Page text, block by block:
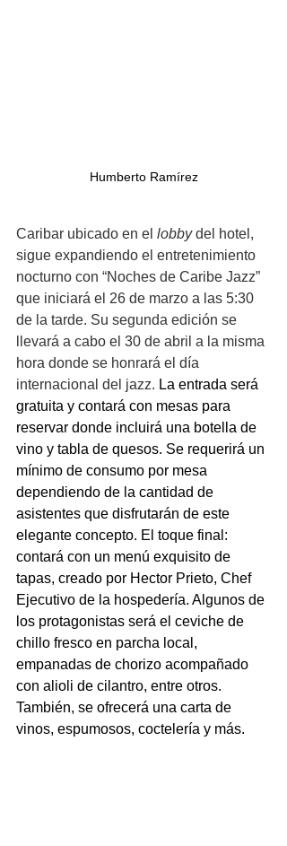
Humberto Ramírez
Caribar ubicado en el lobby del hotel,
sigue expandiendo el entretenimiento
nocturno con “Noches de Caribe Jazz”
que iniciará el 26 de marzo a las 5:30
de la tarde. Su segunda edición se
llevará a cabo el 30 de abril a la misma
hora donde se honrará el día
internacional del jazz. La entrada será
gratuita y contará con mesas para
reservar donde incluirá una botella de
vino y tabla de quesos. Se requerirá un
mínimo de consumo por mesa
dependiendo de la cantidad de
asistentes que disfrutarán de este
elegante concepto. El toque final:
contará con un menú exquisito de
tapas, creado por Hector Prieto, Chef
Ejecutivo de la hospedería. Algunos de
los protagonistas será el ceviche de
chillo fresco en parcha local,
empanadas de chorizo acompañado
con alioli de cilantro, entre otros.
También, se ofrecerá una carta de
vinos, espumosos, coctelería y más.